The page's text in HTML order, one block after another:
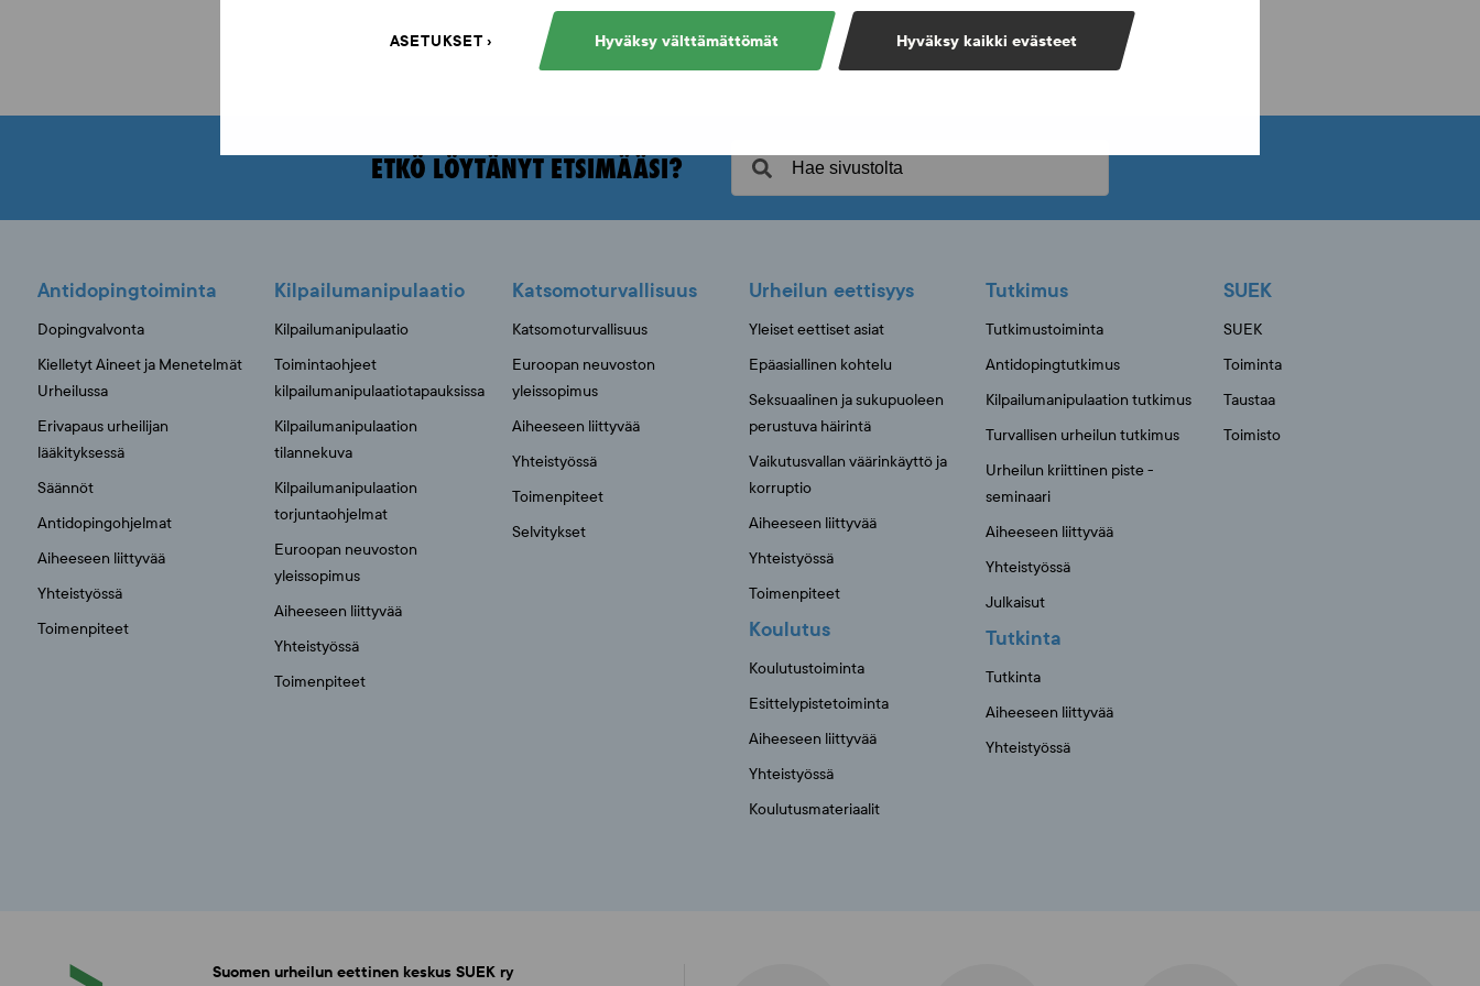
Hyväksy kaikki evästeet
Hyväksy välttämättömät
ASETUKSET
ETKÖ LÖYTÄNYT ETSIMÄÄSI?
Antidopingtoiminta
Dopingvalvonta
Kielletyt Aineet ja Menetelmät
Urheilussa
Erivapaus urheilijan
lääkityksessä
Säännöt
Antidopingohjelmat
Aiheeseen liittyvää
Yhteistyössä
Toimenpiteet
Kilpailumanipulaatio
Kilpailumanipulaatio
Toimintaohjeet
kilpailumanipulaatiotapauksissa
Kilpailumanipulaation
tilannekuva
Kilpailumanipulaation
torjuntaohjelmat
Euroopan neuvoston
yleissopimus
Aiheeseen liittyvää
Yhteistyössä
Toimenpiteet
Katsomoturvallisuus
Katsomoturvallisuus
Euroopan neuvoston
yleissopimus
Aiheeseen liittyvää
Yhteistyössä
Toimenpiteet
Selvitykset
Urheilun eettisyys
Yleiset eettiset asiat
Epäasiallinen kohtelu
Seksuaalinen ja sukupuoleen
perustuva häirintä
Vaikutusvallan väärinkäyttö ja
korruptio
Aiheeseen liittyvää
Yhteistyössä
Toimenpiteet
Koulutus
Koulutustoiminta
Esittelypistetoiminta
Aiheeseen liittyvää
Yhteistyössä
Koulutusmateriaalit
Tutkimus
Tutkimustoiminta
Antidopingtutkimus
Kilpailumanipulaation tutkimus
Turvallisen urheilun tutkimus
Urheilun kriittinen piste -
seminaari
Aiheeseen liittyvää
Yhteistyössä
Julkaisut
Tutkinta
Tutkinta
Aiheeseen liittyvää
Yhteistyössä
SUEK
SUEK
Toiminta
Taustaa
Toimisto
Suomen urheilun eettinen keskus SUEK ry